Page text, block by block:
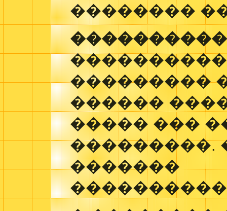
��������
���������
������
����� ���
���������.
�������